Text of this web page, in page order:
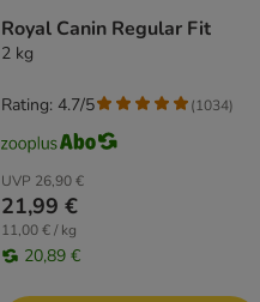
Royal Canin Regular Fit
2 kg
UVP 26,90 €
21,99 €
11,00 € / kg
20,89 €
Rating: 4.7/5 (1034)